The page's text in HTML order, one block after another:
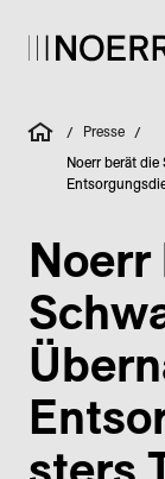
/ Presse /
Noerr berät die